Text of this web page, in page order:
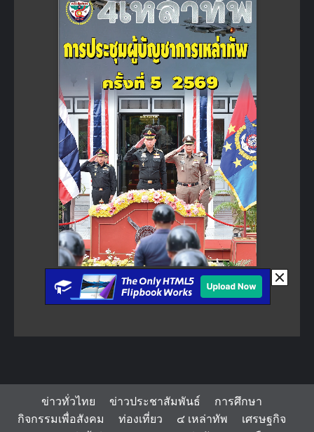
ข่าวทั่วไทย ข่าวประชาสัมพันธ์
การศึกษา
กิจกรรมเพื่อสังคม
ท่องเที่ยว ๔ เหล่าทัพ
เศรษฐกิจ